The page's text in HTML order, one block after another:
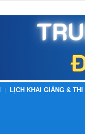
LỊCH KHAI GIẢNG & THI